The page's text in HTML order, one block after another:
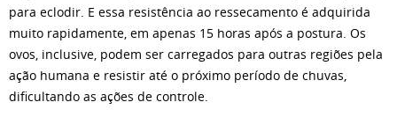
para eclodir. E essa resistência ao ressecamento é adquirida
muito rapidamente, em apenas 15 horas após a postura. Os
ovos, inclusive, podem ser carregados para outras regiões pela
ação humana e resistir até o próximo período de chuvas,
dificultando as ações de controle.